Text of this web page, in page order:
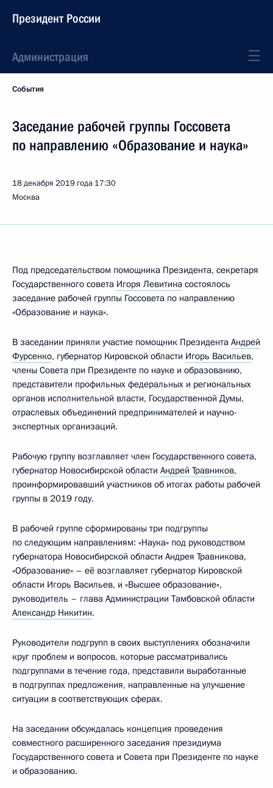
Президент России
Администрация
События
Заседание рабочей группы Госсовета
по направлению «Образование и наука»
18 декабря 2019 года 17:30
Москва
Под председательством помощника Президента, секретаря
Государственного совета Игоря Левитина состоялось
заседание рабочей группы Госсовета по направлению
«Образование и наука».
В заседании приняли участие помощник Президента Андрей
Фурсенко, губернатор Кировской области Игорь Васильев,
члены Совета при Президенте по науке и образованию,
представители профильных федеральных и региональных
органов исполнительной власти, Государственной Думы,
отраслевых объединений предпринимателей и научно-
экспертных организаций.
Рабочую группу возглавляет член Государственного совета,
губернатор Новосибирской области Андрей Травников,
проинформировавший участников об итогах работы рабочей
группы в 2019 году.
В рабочей группе сформированы три подгруппы
по следующим направлениям: «Наука» под руководством
губернатора Новосибирской области Андрея Травникова,
«Образование» – её возглавляет губернатор Кировской
области Игорь Васильев, и «Высшее образование»,
руководитель – глава Администрации Тамбовской области
Александр Никитин.
Руководители подгрупп в своих выступлениях обозначили
круг проблем и вопросов, которые рассматривались
подгруппами в течение года, представили выработанные
в подгруппах предложения, направленные на улучшение
ситуации в соответствующих сферах.
На заседании обсуждалась концепция проведения
совместного расширенного заседания президиума
Государственного совета и Совета при Президенте по науке
и образованию.